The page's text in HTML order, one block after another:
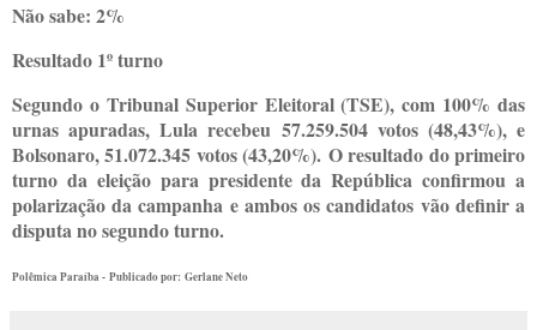
Não sabe: 2%
Resultado 1º turno
Segundo o Tribunal Superior Eleitoral (TSE), com 100% das
urnas apuradas, Lula recebeu 57.259.504 votos (48,43%), e
Bolsonaro, 51.072.345 votos (43,20%). O resultado do primeiro
turno da eleição para presidente da República confirmou a
polarização da campanha e ambos os candidatos vão definir a
disputa no segundo turno.
Polêmica Paraíba - Publicado por: Gerlane Neto